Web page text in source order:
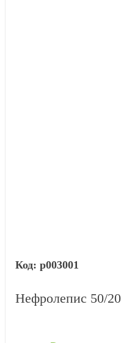
р003001
Нефролепис 50/20